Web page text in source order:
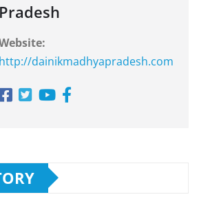
Pradesh
http://dainikmadhyapradesh.com